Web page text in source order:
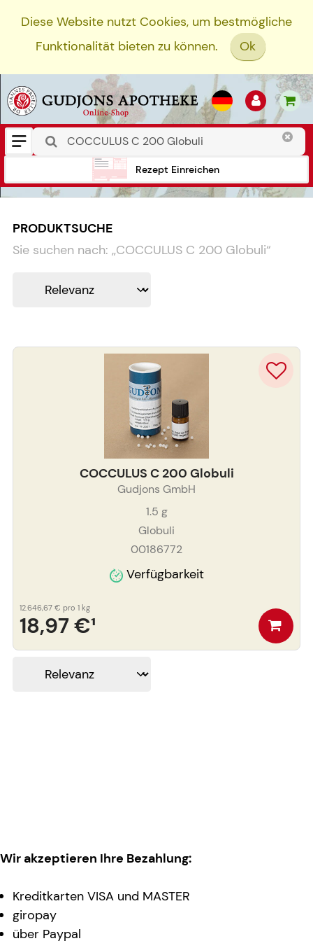
Diese Website nutzt Cookies, um bestmögliche
Funktionalität bieten zu können.
Ok
Rezept Einreichen
PRODUKTSUCHE
Sie suchen nach: „COCCULUS C 200 Globuli“
COCCULUS C 200 Globuli
Gudjons GmbH
1.5 g
Globuli
00186772
Verfügbarkeit
18,97 €¹
12.646,67 € pro 1 kg
Wir akzeptieren Ihre Bezahlung:
Kreditkarten VISA und MASTER
giropay
über Paypal